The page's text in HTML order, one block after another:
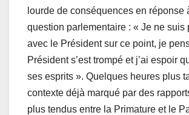
lourde de conséquences en réponse
question parlementaire : « Je ne suis
avec le Président sur ce point, je
Président s’est trompé et j’ai espoir
ses esprits ». Quelques heures plus
contexte déjà marqué par des
plus tendus entre la Primature et le